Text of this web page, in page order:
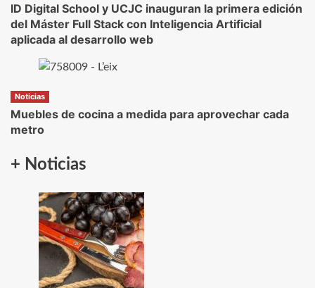
ID Digital School y UCJC inauguran la primera edición
del Máster Full Stack con Inteligencia Artificial
aplicada al desarrollo web
Noticias
Muebles de cocina a medida para aprovechar cada
metro
+ Noticias